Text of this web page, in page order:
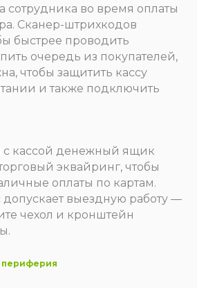
сотрудника во время оплаты
Сканер-штрихкодов
быстрее проводить
очередь из покупателей,
чтобы защитить кассу
и также подключить
с кассой денежный ящик
эквайринг, чтобы
оплаты по картам.
выездную работу —
чехол и кронштейн
периферия